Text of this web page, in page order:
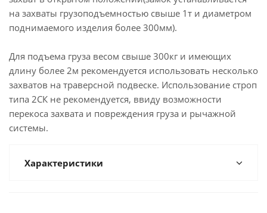
на захваты грузоподъемностью свыше 1т и диаметром
поднимаемого изделия более 300мм).
Для подъема груза весом свыше 300кг и имеющих
длину более 2м рекомендуется использовать несколько
захватов на траверсной подвеске. Использование строп
типа 2СК не рекомендуется, ввиду возможности
перекоса захвата и повреждения груза и рычажной
системы.
Характеристики